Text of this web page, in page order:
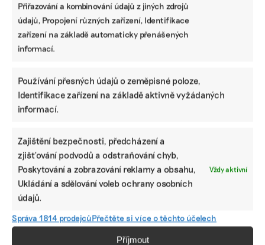
Přiřazování a kombinování údajů z jiných zdrojů
údajů, Propojení různých zařízení, Identifikace
zařízení na základě automaticky přenášených
informací.
Používání přesných údajů o zeměpisné poloze,
Identifikace zařízení na základě aktivně vyžádaných
informací.
Zajištění bezpečnosti, předcházení a
zjišťování podvodů a odstraňování chyb,
Poskytování a zobrazování reklamy a obsahu,
Ukládání a sdělování voleb ochrany osobních
údajů.
Vždy aktivní
Správa 1814 prodejcůPřečtěte si více o těchto účelech
Příjmout
z obchodů Shein, Temu či Wish
Oblečení je v bezprostředním kontaktu s kůží, proto by
mělo být bez toxických a zdraví ohrožujících látek. Jejich
omezování se pozvolna daří, jedy ale mohou být
v dovezeném zboží z mimoevropských e-shopů.
chemie,oblečení,PFAS,Shein